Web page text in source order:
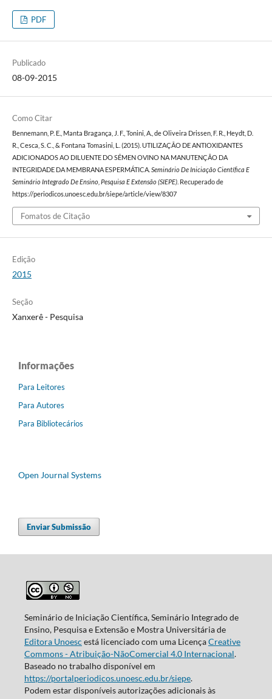
PDF
Publicado
08-09-2015
Como Citar
Bennemann, P. E., Manta Bragança, J. F., Tonini, A., de Oliveira Drissen, F. R., Heydt, D.
R., Cesca, S. C., & Fontana Tomasini, L. (2015). UTILIZAÇÃO DE ANTIOXIDANTES
ADICIONADOS AO DILUENTE DO SÊMEN OVINO NA MANUTENÇÃO DA
INTEGRIDADE DA MEMBRANA ESPERMÁTICA. Seminário De Iniciação Científica E
Seminário Integrado De Ensino, Pesquisa E Extensão (SIEPE). Recuperado de
https://periodicos.unoesc.edu.br/siepe/article/view/8307
Fomatos de Citação
Edição
2015
Seção
Xanxerê - Pesquisa
Informações
Para Leitores
Para Autores
Para Bibliotecários
Open Journal Systems
Enviar Submissão
Seminário de Iniciação Científica, Seminário Integrado de
Ensino, Pesquisa e Extensão e Mostra Universitária de
Editora Unoesc está licenciado com uma LicençaCreative
Commons - Atribuição-NãoComercial 4.0 Internacional.
Baseado no trabalho disponível em
https://portalperiodicos.unoesc.edu.br/siepe.
Podem estar disponíveis autorizações adicionais às